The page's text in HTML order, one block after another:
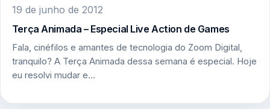
19 de junho de 2012
Terça Animada – Especial Live Action de Games
Fala, cinéfilos e amantes de tecnologia do Zoom Digital,
tranquilo? A Terça Animada dessa semana é especial. Hoje
eu resolvi mudar e…